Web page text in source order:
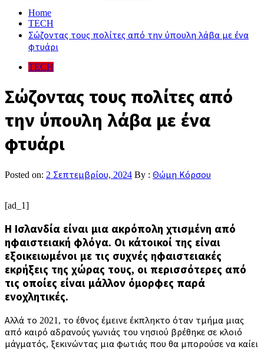
Home
TECH
Σώζοντας τους πολίτες από την ύπουλη λάβα με ένα
φτυάρι
TECH
Σώζοντας τους πολίτες από
την ύπουλη λάβα με ένα
φτυάρι
Posted on: 2 Σεπτεμβρίου, 2024 By : Θώμη Κόρσου
[ad_1]
Η Ισλανδία είναι μια ακρόπολη χτισμένη από
ηφαιστειακή φλόγα. Οι κάτοικοί της είναι
εξοικειωμένοι με τις συχνές ηφαιστειακές
εκρήξεις της χώρας τους, οι περισσότερες από
τις οποίες είναι μάλλον όμορφες παρά
ενοχλητικές.
Αλλά το 2021, το έθνος έμεινε έκπληκτο όταν τμήμα μιας
από καιρό αδρανούς γωνιάς του νησιού βρέθηκε σε κλοιό
μάγματός, ξεκινώντας μια φωτιάς που θα μπορούσε να καίει